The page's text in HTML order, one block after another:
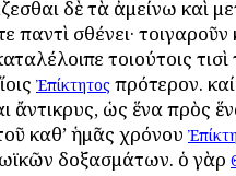
δὲ τὰ ἀμείνω καὶ
παντὶ σθένει· τοιγαροῦν
τοιούτοις
Ἐπίκτητος πρότερον.
ἄντικρυς, ὡς ἕνα πρὸς
καθ’ ἡμᾶς χρόνου
δοξασμάτων. ὁ γὰρ